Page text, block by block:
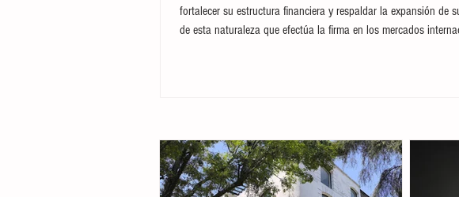
fortalecer su estructura financiera y respaldar la expansión de
de esta naturaleza que efectúa la firma en los mercados